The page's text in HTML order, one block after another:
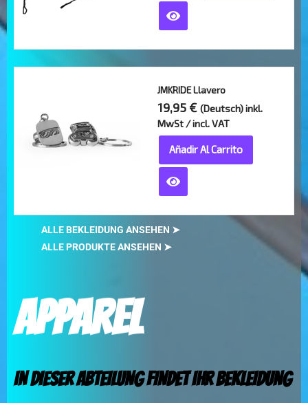
opciones
se
pueden
elegir
página
de
producto
JMKRIDE Llavero
19,95 € (Deutsch) inkl.
MwSt / incl. VAT
Añadir Al Carrito
ALLE BEKLEIDUNG ANSEHEN ➤
ALLE PRODUKTE ANSEHEN ➤
APPAREL
IN DIESER ABTEILUNG FINDET IHR BEKLEIDUNG